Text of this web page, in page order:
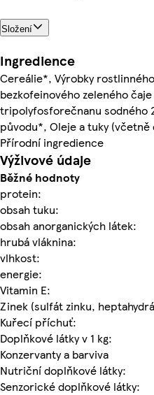
Složení
Ingredience
Cereálie*, Výrobky
bezkofeinového zeleného
tripolyfosforečnanu sodného
původu*, Oleje a tuky
Přírodní ingredience
Výživové údaje
Běžné hodnoty
protein:
obsah tuku:
obsah anorganických látek:
hrubá vláknina:
vlhkost:
energie:
Vitamin E:
Zinek (sulfát zinku,
Kuřecí příchuť:
Doplňkové látky v 1 kg:
Konzervanty a barviva
Nutriční doplňkové látky:
Senzorické doplňkové látky: